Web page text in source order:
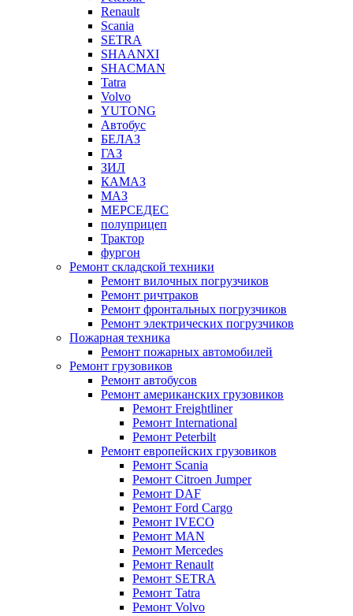
Renault
Scania
SETRA
SHAANXI
SHACMAN
Tatra
Volvo
YUTONG
Автобус
БЕЛАЗ
ГАЗ
ЗИЛ
КАМАЗ
МАЗ
МЕРСЕДЕС
полуприцеп
Трактор
фургон
Ремонт складской техники
Ремонт вилочных погрузчиков
Ремонт ричтраков
Ремонт фронтальных погрузчиков
Ремонт электрических погрузчиков
Пожарная техника
Ремонт пожарных автомобилей
Ремонт грузовиков
Ремонт автобусов
Ремонт американских грузовиков
Ремонт Freightliner
Ремонт International
Ремонт Peterbilt
Ремонт европейских грузовиков
Ремонт Scania
Ремонт Citroen Jumper
Ремонт DAF
Ремонт Ford Cargo
Ремонт IVECO
Ремонт MAN
Ремонт Mercedes
Ремонт Renault
Ремонт SETRA
Ремонт Tatra
Ремонт Volvo